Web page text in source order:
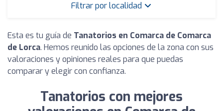
Filtrar por localidad
Esta es tu guía de Tanatorios en Comarca de Comarca
de Lorca. Hemos reunido las opciones de la zona con sus
valoraciones y opiniones reales para que puedas
comparar y elegir con confianza.
Tanatorios con mejores